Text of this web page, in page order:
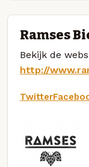
Ramses
Bekijk de
http://
Twitter